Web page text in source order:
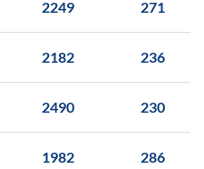
2249 271
2182 236
2490 230
1982 286